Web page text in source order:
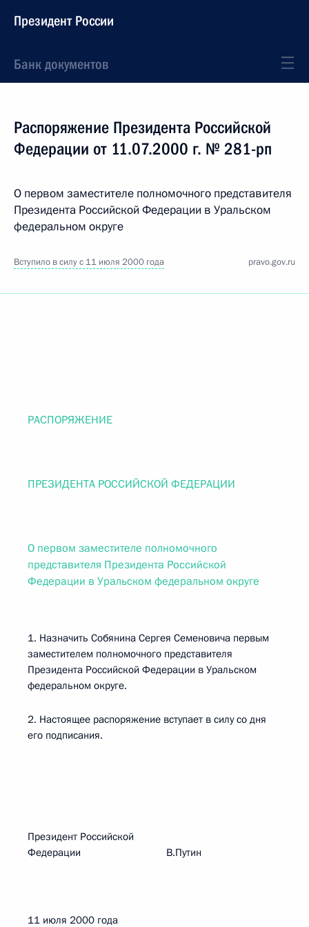
Президент России
Банк документов
Распоряжение Президента Российской
Федерации от 11.07.2000 г. № 281-рп
О первом заместителе полномочного представителя
Президента Российской Федерации в Уральском
федеральном округе
Вступило в силу с 11 июля 2000 года pravo.gov.ru
РАСПОРЯЖЕНИЕ
ПРЕЗИДЕНТА РОССИЙСКОЙ ФЕДЕРАЦИИ
О первом заместителе полномочного
представителя Президента Российской
Федерации в Уральском федеральном округе
1. Назначить Собянина Сергея Семеновича первым
заместителем полномочного представителя
Президента Российской Федерации в Уральском
федеральном округе.
2. Настоящее распоряжение вступает в силу со дня
его подписания.
Президент Российской
Федерации В.Путин
11 июля 2000 года